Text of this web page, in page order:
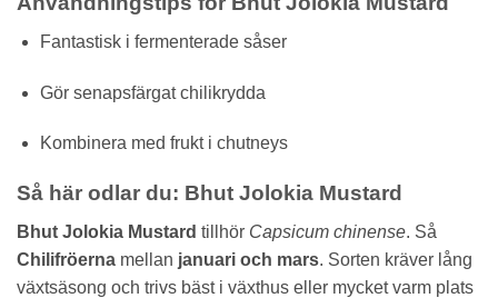
Fantastisk i fermenterade såser
Gör senapsfärgat chilikrydda
Kombinera med frukt i chutneys
Så här odlar du: Bhut Jolokia Mustard
Bhut Jolokia Mustard tillhör Capsicum chinense. Så
Chilifröerna mellan januari och mars. Sorten kräver lång
växtsäsong och trivs bäst i växthus eller mycket varm plats